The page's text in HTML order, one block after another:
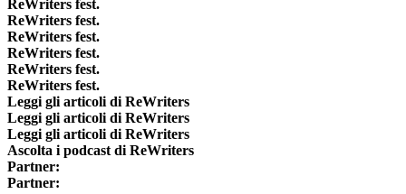
ReWriters fest.
ReWriters fest.
ReWriters fest.
ReWriters fest.
ReWriters fest.
ReWriters fest.
Leggi gli articoli di ReWriters
Leggi gli articoli di ReWriters
Leggi gli articoli di ReWriters
Ascolta i podcast di ReWriters
Partner:
Partner: